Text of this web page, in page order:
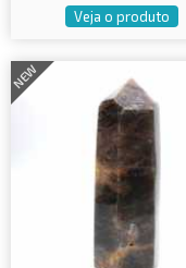
Veja o produto
NEW